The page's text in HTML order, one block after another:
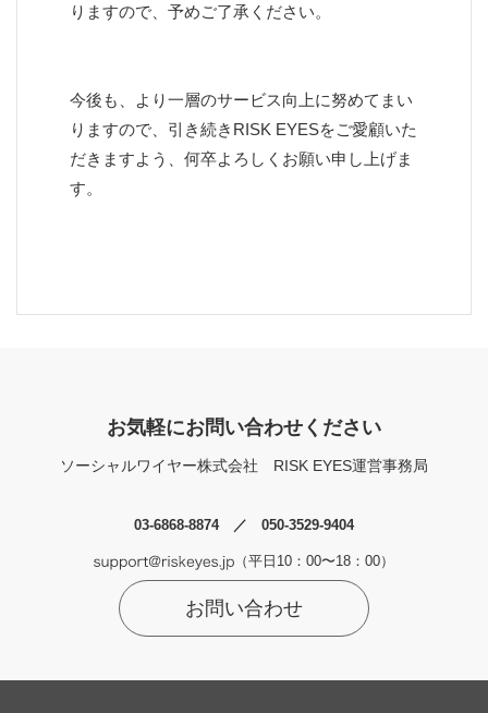
りますので、予めご了承ください。
今後も、より一層のサービス向上に努めてまい
りますので、引き続きRISK EYESをご愛顧いた
だきますよう、何卒よろしくお願い申し上げま
す。
お気軽にお問い合わせください
ソーシャルワイヤー株式会社 RISK EYES運営事務局
03-6868-8874 ／ 050-3529-9404
（平日10：00〜18：00）
お問い合わせ